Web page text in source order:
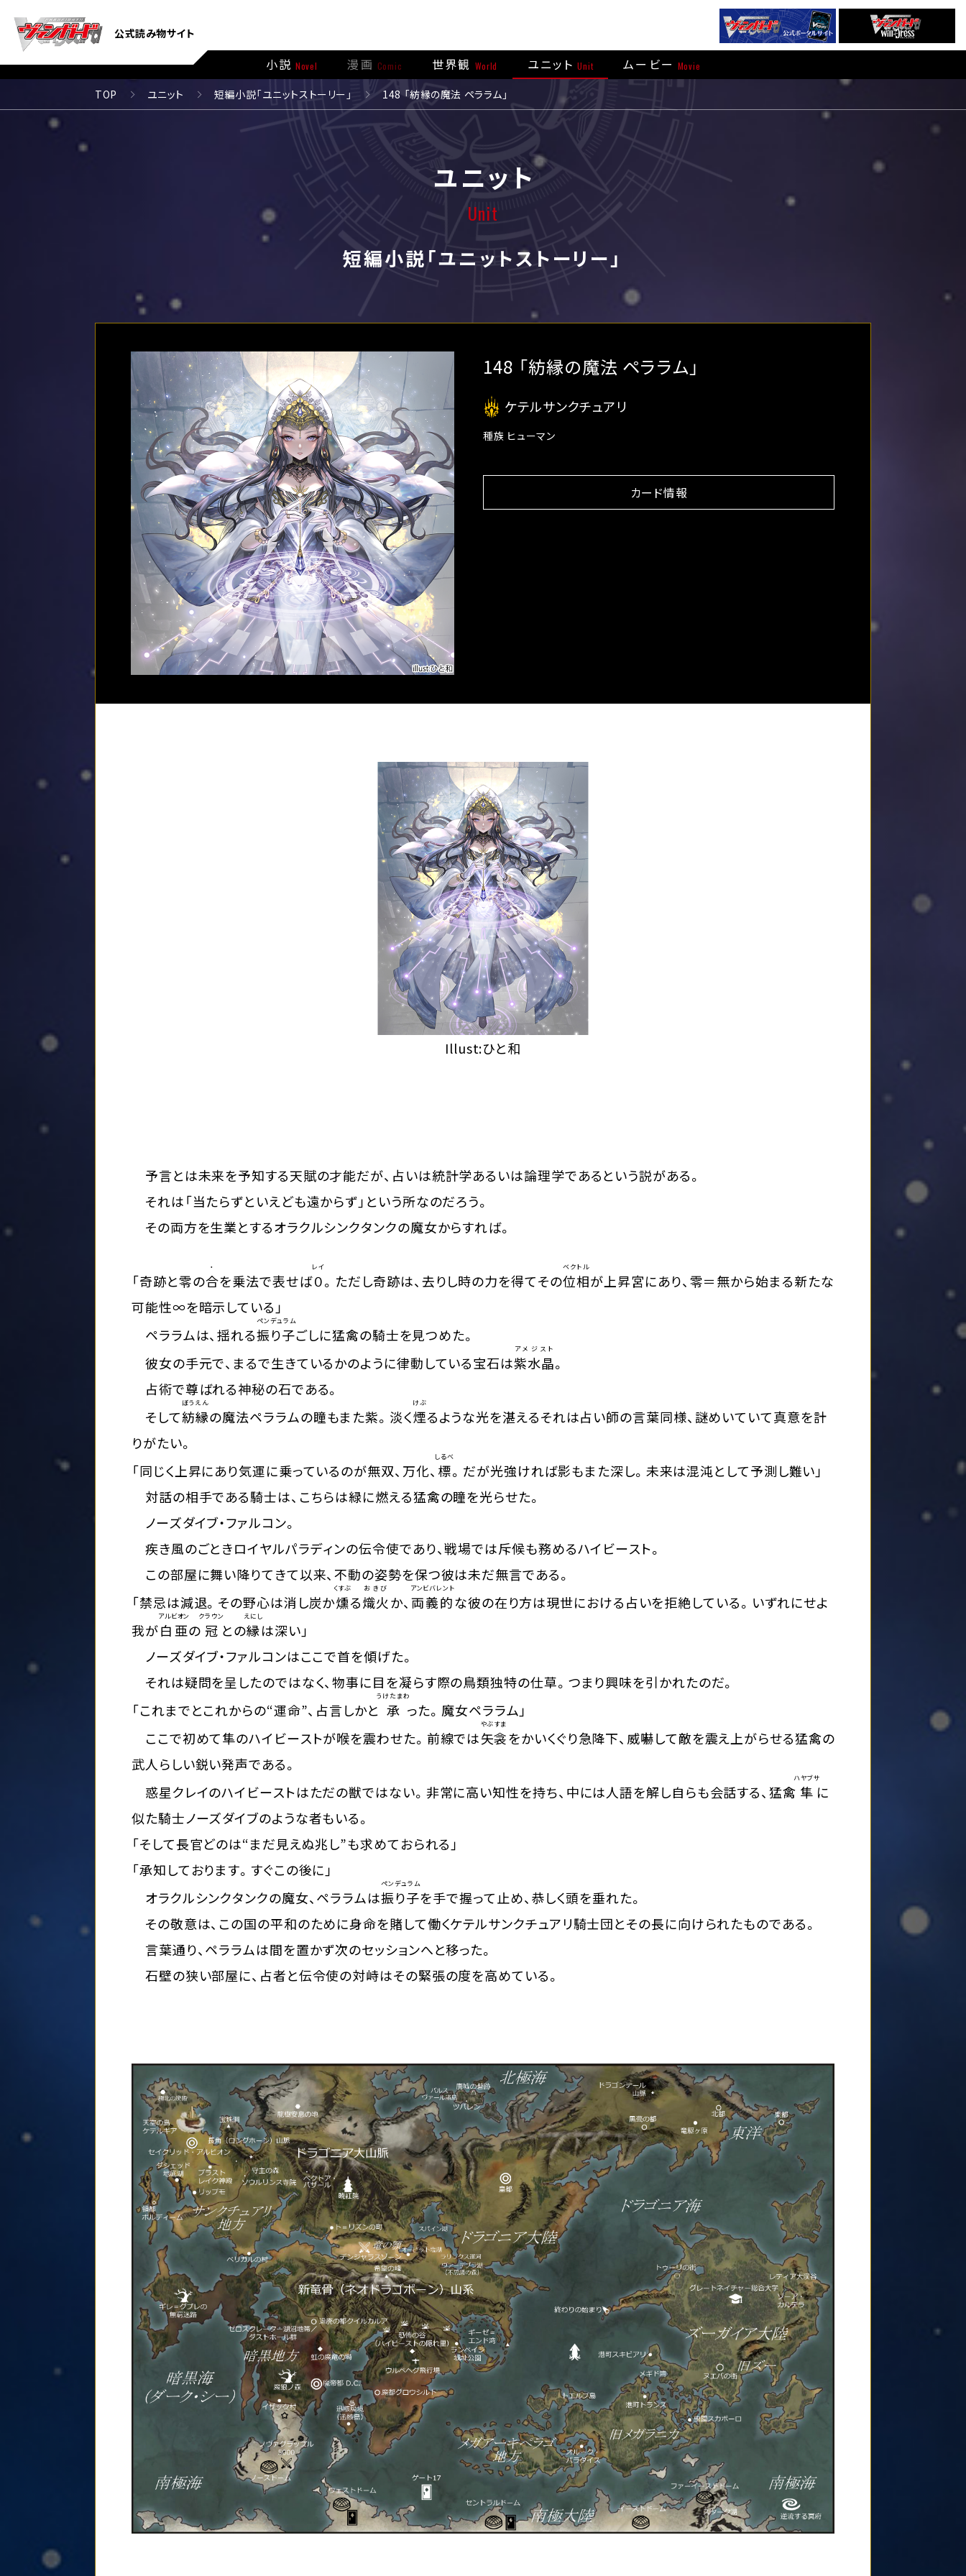
公式読み物サイト
小説 Novel 漫画 Comic 世界観 World ユニット Unit ムービー Movie
TOP ユニット 短編小説「ユニットストーリー」 148 「紡縁の魔法 ペララム」
ユニット
Unit
短編小説「ユニットストーリー」
148 「紡縁の魔法 ペララム」
ケテルサンクチュアリ
種族 ヒューマン
カード情報
Illust:ひと和
予言とは未来を予知する天賦の才能だが、占いは統計学あるいは論理学であるという説がある。
それは「当たらずといえども遠からず」という所なのだろう。
その両方を生業とするオラクルシンクタンクの魔女からすれば。
「奇跡と零の合
・
を乗法で表せば０
レイ
。ただし奇跡は、去りし時の力を得てその位相
ベクトル
が上昇宮にあり、零＝無から始まる新たな
可能性∞を暗示している」
ペララムは、揺れる振り子
ペンデュラム
ごしに猛禽の騎士を見つめた。
彼女の手元で、まるで生きているかのように律動している宝石は紫水晶
アメジスト
。
占術で尊ばれる神秘の石である。
そして紡縁
ぼうえん
の魔法ペララムの瞳もまた紫。淡く煙
けぶ
るような光を湛えるそれは占い師の言葉同様、謎めいていて真意を計
りがたい。
「同じく上昇にあり気運に乗っているのが無双、万化、 標
しるべ
。だが光強ければ影もまた深し。未来は混沌として予測し難い」
対話の相手である騎士は、こちらは緑に燃える猛禽の瞳を光らせた。
ノーズダイブ・ファルコン。
疾き風のごときロイヤルパラディンの伝令使であり、戦場では斥候も務めるハイビースト。
この部屋に舞い降りてきて以来、不動の姿勢を保つ彼は未だ無言である。
「禁忌は減退。その野心は消し炭か燻
くすぶ
る熾火
おきび
か、 両義的
アンビバレント
な彼の在り方は現世における占いを拒絶している。いずれにせよ
我が白亜
アルビオン
の 冠
クラウン
との縁
えにし
は深い」
ノーズダイブ・ファルコンはここで首を傾げた。
それは疑問を呈したのではなく、物事に目を凝らす際の鳥類独特の仕草。つまり興味を引かれたのだ。
「これまでとこれからの“運命”、占言しかと 承
うけたまわ
った。魔女ペララム」
ここで初めて隼のハイビーストが喉を震わせた。前線では矢衾
やぶすま
をかいくぐり急降下、威嚇して敵を震え上がらせる猛禽の
武人らしい鋭い発声である。
惑星クレイのハイビーストはただの獣ではない。非常に高い知性を持ち、中には人語を解し自らも会話する、猛禽 隼
ハヤブサ
に
似た騎士ノーズダイブのような者もいる。
「そして長官どのは“まだ見えぬ兆し”も求めておられる」
「承知しております。すぐこの後に」
オラクルシンクタンクの魔女、ペララムは振り子
ペンデュラム
を手で握って止め、恭しく頭を垂れた。
その敬意は、この国の平和のために身命を賭して働くケテルサンクチュアリ騎士団とその長に向けられたものである。
言葉通り、ペララムは間を置かず次のセッションへと移った。
石壁の狭い部屋に、占者と伝令使の対峙はその緊張の度を高めている。